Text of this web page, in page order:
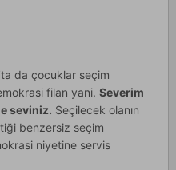
da çocuklar seçim
filan yani. Severim
seviniz. Seçilecek olanın
benzersiz seçim
niyetine servis